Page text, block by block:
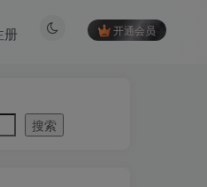
开通会员
册
搜索